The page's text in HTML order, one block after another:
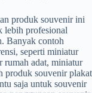
produk souvenir ini
lebih profesional
Banyak contoh
seperti miniatur
rumah adat, miniatur
produk souvenir plakat
saja untuk souvenir